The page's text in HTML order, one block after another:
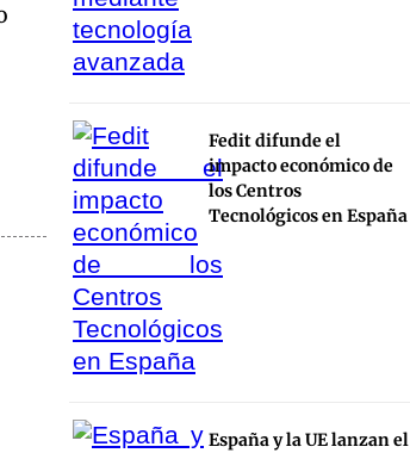
Fedit difunde el
impacto económico de
los Centros
Tecnológicos en España
España y la UE lanzan el